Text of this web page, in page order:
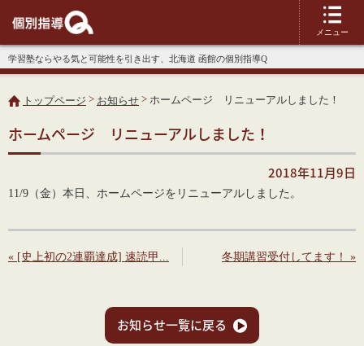
学習塾ならやる気と可能性を引き出す、北海道 函館の個別指導Q
メニュー
トップページ > お知らせ > ホームページ リニューアルしました！
ホームページ リニューアルしました！
2018年11月9日
11/9（金）本日、ホームページをリニューアルしました。
« [史上初の2連覇達成] 速読甲... 冬期講習受付してます！ »
お知らせ一覧に戻る